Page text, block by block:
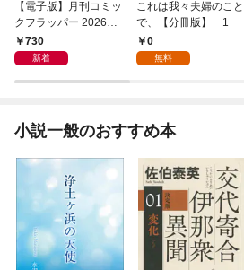
【電子版】月刊コミッ
クフラッパー 2026年9
月号730
新着
これは我々夫婦のこと
で、【分冊版】 1
0
無料
小説一般のおすすめ本